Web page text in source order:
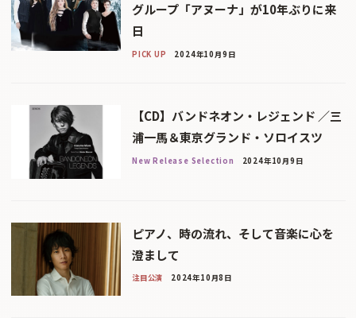
グループ「アヌーナ」が10年ぶりに来
日
PICK UP 2024年10月9日
【CD】バンドネオン・レジェンド ／三
浦一馬＆東京グランド・ソロイスツ
New Release Selection 2024年10月9日
ピアノ、時の流れ、そして音楽に心を
澄まして
注目公演 2024年10月8日